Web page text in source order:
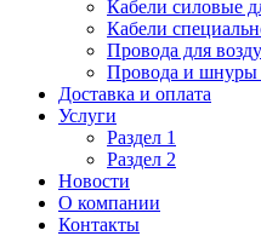
Кабели силовые
Кабели
Провода для
Провода и шнуры
Доставка и оплата
Услуги
Раздел 1
Раздел 2
Новости
О компании
Контакты